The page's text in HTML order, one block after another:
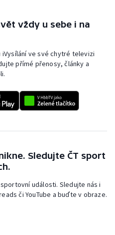
vždy u sebe i na
iVysílání ve své chytré televizi
přímé přenosy, články a
Sledujte ČT sport
události. Sledujte nás i
či YouTube a buďte v obraze.